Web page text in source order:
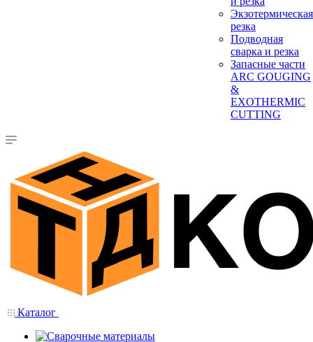
Экзотермическая
резка
Подводная
сварка и резка
Запасные части
ARC GOUGING
&
EXOTHERMIC
CUTTING
Каталог